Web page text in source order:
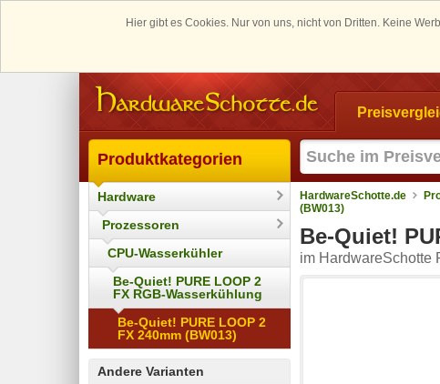
Hier gibt es Cookies. Nur von uns, nicht von Dritten. Keine
Produktkategorien
Hardware
Prozessoren
CPU-Wasserkühler
Be-Quiet! PURE LOOP 2
FX RGB-Wasserkühlung
Be-Quiet! PURE LOOP 2
FX 240mm (BW013)
Andere Varianten
HardwareSchotte.de
(BW013)
Be-Quiet!
im HardwareSchotte